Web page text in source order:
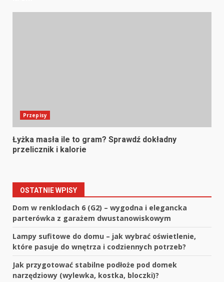
Przepisy
Łyżka masła ile to gram? Sprawdź dokładny
przelicznik i kalorie
OSTATNIE WPISY
Dom w renklodach 6 (G2) – wygodna i elegancka
parterówka z garażem dwustanowiskowym
Lampy sufitowe do domu – jak wybrać oświetlenie,
które pasuje do wnętrza i codziennych potrzeb?
Jak przygotować stabilne podłoże pod domek
narzędziowy (wylewka, kostka, bloczki)?